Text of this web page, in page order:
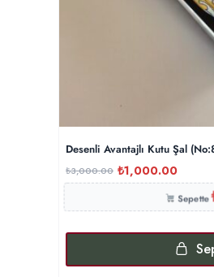
Desenli Avantajlı Kutu Şal
₺3,000.00 ₺1,000.00
Sepette